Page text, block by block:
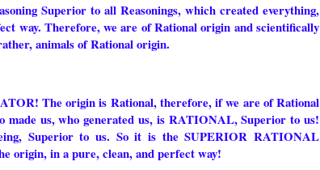
Superior to all Reasonings, which created everything,
way. Therefore, we are of Rational origin and scientifically
animals of Rational origin.
The origin is Rational, therefore, if we are of Rational
made us, who generated us, is RATIONAL, Superior to us!
Superior to us. So it is the SUPERIOR RATIONAL
origin, in a pure, clean, and perfect way!